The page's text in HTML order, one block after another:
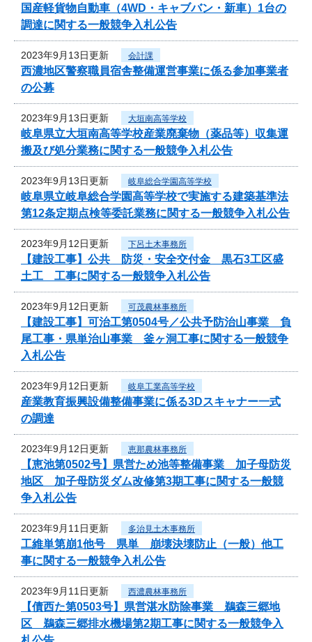
国産軽貨物自動車（4WD・キャブバン・新車）1台の
調達に関する一般競争入札公告
2023年9月13日更新 会計課
西濃地区警察職員宿舎整備運営事業に係る参加事業者
の公募
2023年9月13日更新 大垣南高等学校
岐阜県立大垣南高等学校産業廃棄物（薬品等）収集運
搬及び処分業務に関する一般競争入札公告
2023年9月13日更新 岐阜総合学園高等学校
岐阜県立岐阜総合学園高等学校で実施する建築基準法
第12条定期点検等委託業務に関する一般競争入札公告
2023年9月12日更新 下呂土木事務所
【建設工事】公共 防災・安全交付金 黒石3工区盛
土工 工事に関する一般競争入札公告
2023年9月12日更新 可茂農林事務所
【建設工事】可治工第0504号／公共予防治山事業 負
尾工事・県単治山事業 釜ヶ洞工事に関する一般競争
入札公告
2023年9月12日更新 岐阜工業高等学校
産業教育振興設備整備事業に係る3Dスキャナー一式
の調達
2023年9月12日更新 恵那農林事務所
【恵池第0502号】県営ため池等整備事業 加子母防災
地区 加子母防災ダム改修第3期工事に関する一般競
争入札公告
2023年9月11日更新 多治見土木事務所
工維単第崩1他号 県単 崩壊決壊防止（一般）他工
事に関する一般競争入札公告
2023年9月11日更新 西濃農林事務所
【債西た第0503号】県営湛水防除事業 鵜森三郷地
区 鵜森三郷排水機場第2期工事に関する一般競争入